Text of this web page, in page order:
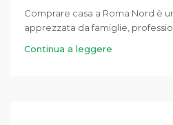
Comprare casa a Roma Nord è
apprezzata da famiglie,
Continua a leggere